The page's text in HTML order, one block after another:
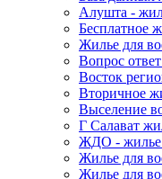
Алушта -
Бесплатное
Жилье для
Вопрос
Восток
Вторичное
Выселение
Г Салават
ЖДО - жилье
Жилье для
Жилье для